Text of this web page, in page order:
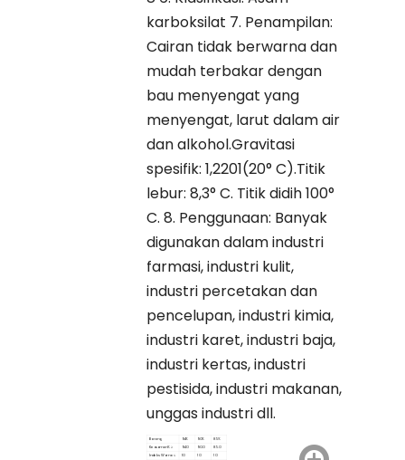
karboksilat 7. Penampilan:
Cairan tidak berwarna dan
mudah terbakar dengan
bau menyengat yang
menyengat, larut dalam air
dan alkohol.Gravitasi
spesifik: 1,2201(20° C).Titik
lebur: 8,3° C. Titik didih 100°
C. 8. Penggunaan: Banyak
digunakan dalam industri
farmasi, industri kulit,
industri percetakan dan
pencelupan, industri kimia,
industri karet, industri baja,
industri kertas, industri
pestisida, industri makanan,
unggas industri dll.
Barang 94% 90%
85%
Keasaman% ≥
94.0 90.0 85.0
Indeks Warna ≤ 10 10
10